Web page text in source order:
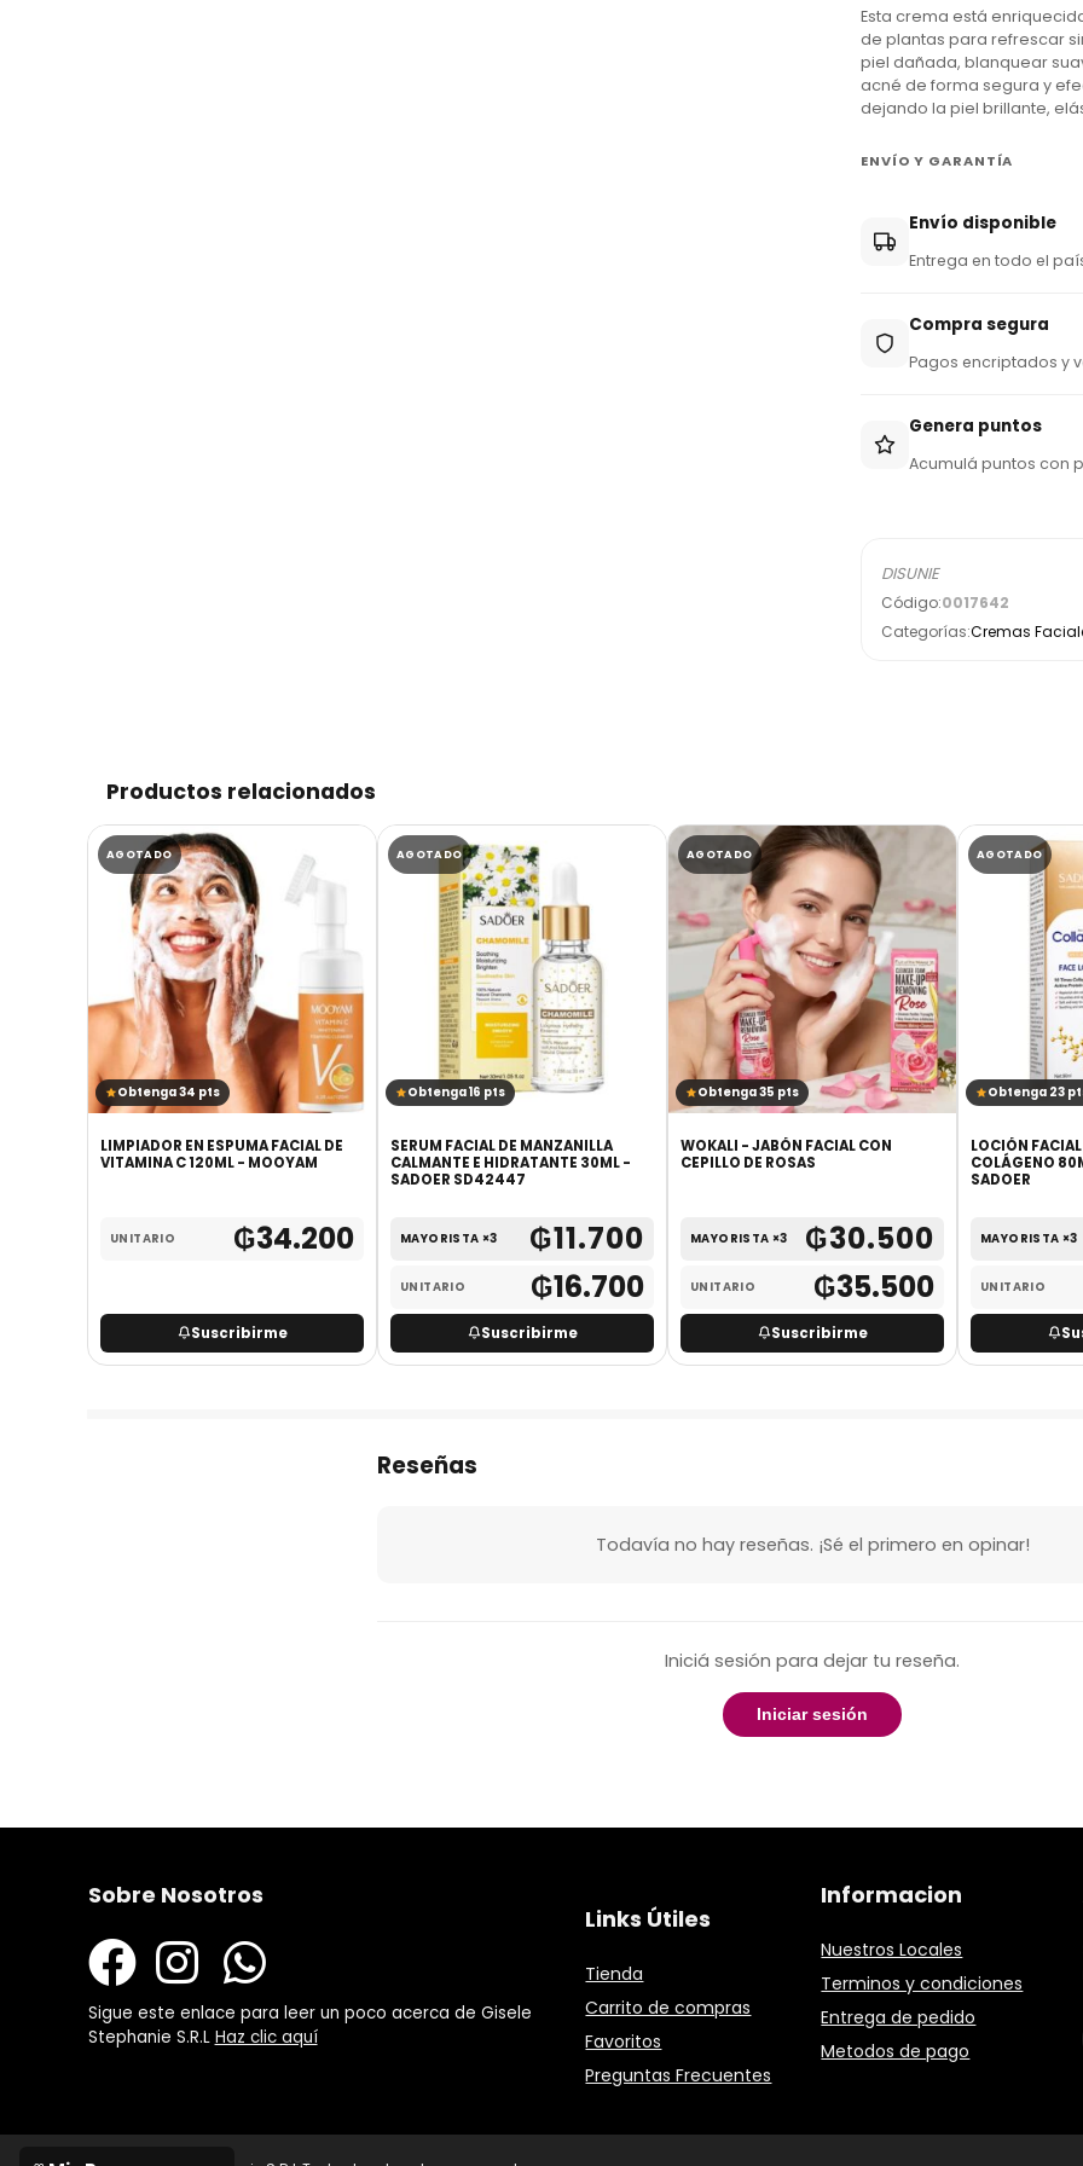
y
+
5
5
Esta crema está
de plantas para refrescar
piel dañada, blanquear
acné de forma segura y
dejando la piel brillante,
ENVÍO Y GARANTÍA
Envío disponible
Entrega en todo el
Compra segura
Pagos encriptados y
Genera puntos
Acumulá puntos con
DISUNIE
Código:0017642
Categorías:Cremas
Productos relacionados
AGOTADO
Obtenga 34 pts
LIMPIADOR EN ESPUMA FACIAL DE
VITAMINA C 120ML - MOOYAM
UNITARIO ₲34.200
Suscribirme
AGOTADO
Obtenga 16 pts
SERUM FACIAL DE MANZANILLA
CALMANTE E HIDRATANTE 30ML -
SADOER SD42447
MAYORISTA ×3 ₲11.700
UNITARIO ₲16.700
Suscribirme
AGOTADO
Obtenga 35 pts
WOKALI - JABÓN FACIAL CON
CEPILLO DE ROSAS
MAYORISTA ×3 ₲30.500
UNITARIO ₲35.500
Suscribirme
AGOTADO
Obtenga 23
LOCIÓN
COLÁGENO
SADOER
MAYORISTA ×3
UNITARIO
Reseñas
Todavía no hay reseñas. ¡Sé el primero en opinar!
Iniciá sesión para dejar tu reseña.
Iniciar sesión
Sobre Nosotros
Sigue este enlace para leer un poco acerca de Gisele
Stephanie S.R.L Haz clic aquí
Links Útiles
Tienda
Carrito de compras
Favoritos
Preguntas Frecuentes
Informacion
Nuestros Locales
Terminos y condiciones
Entrega de pedido
Metodos de pago